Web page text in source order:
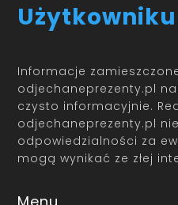
Informacje
odjechaneprezenty.pl
czysto informacyjnie.
odjechaneprezenty.pl
odpowiedzialności za
mogą wynikać ze złej